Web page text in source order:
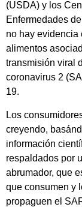
(USDA) y los
Enfermedades
no hay evidencia
alimentos
transmisión viral
coronavirus 2
19.
Los
creyendo,
información
respaldados por
abrumador, que
que consumen y
propaguen el